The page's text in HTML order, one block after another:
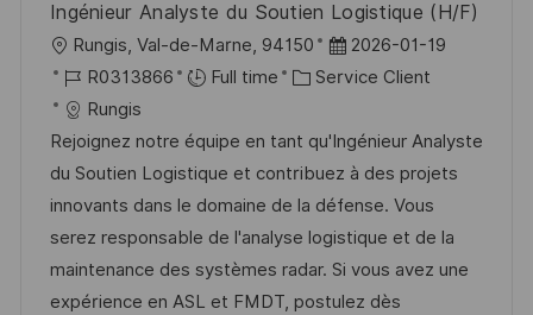
t f
f
i
c
h
a
g
e
c
e
d
p
o
s
t
e
r
i
e
Ingénieur Analyste du Soutien Logistique (H/F)
o
c
a
l
i
s
a
t
Rungis, Val-de-Marne, 94150
D
a
e
d
’
a
f
f
2026-01-19
R
é
f
é
r
e
n
c
R0313866 Full time
C
t
é
g
o
r
i
Service Client
Rungis
Rejoignez notre équipe en tant qu'Ingénieur Analyste
du Soutien Logistique et contribuez à des projets
innovants dans le domaine de la défense. Vous
serez responsable de l'analyse logistique et de la
maintenance des systèmes radar. Si vous avez une
expérience en ASL et FMDT, postulez dès